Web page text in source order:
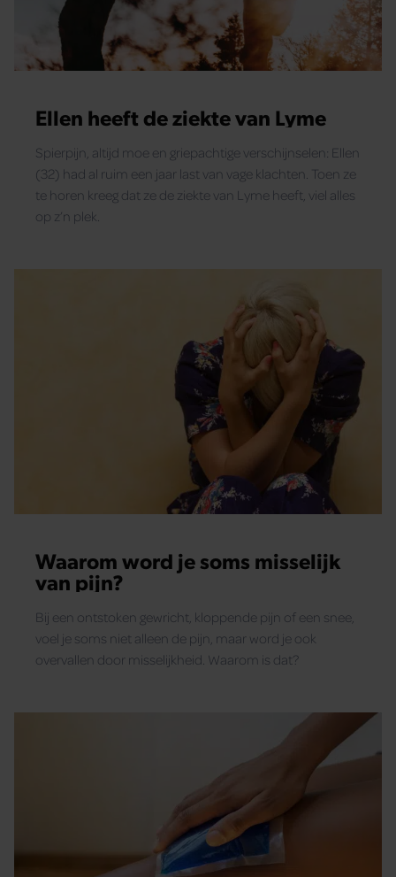
Ellen heeft de ziekte van Lyme
Spierpijn, altijd moe en griepachtige verschijnselen: Ellen
(32) had al ruim een jaar last van vage klachten. Toen ze
te horen kreeg dat ze de ziekte van Lyme heeft, viel alles
op z’n plek.
Waarom word je soms misselijk
van pijn?
Bij een ontstoken gewricht, kloppende pijn of een snee,
voel je soms niet alleen de pijn, maar word je ook
overvallen door misselijkheid. Waarom is dat?